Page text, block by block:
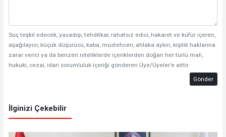
Suç teşkil edecek, yasadışı, tehditkar, rahatsız edici, hakaret ve küfür içeren,
aşağılayıcı, küçük düşürücü, kaba, müstehcen, ahlaka aykırı, kişilik haklarına
zarar verici ya da benzeri niteliklerde içeriklerden doğan her türlü mali,
hukuki, cezai, idari sorumluluk içeriği gönderen Üye/Üyeler’e aittir.
Gönder
İlginizi Çekebilir